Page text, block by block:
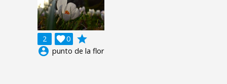
2 0

grade
account_circle punto de la flor